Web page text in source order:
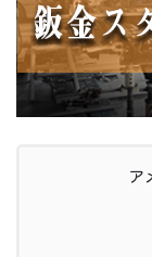
ア